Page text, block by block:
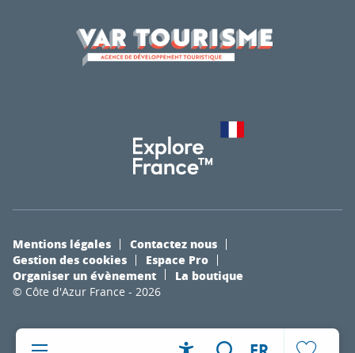
© Côte d'Azur France - 2026
Mentions légales
Contactez nous
Gestion des cookies
Espace Pro
Organiser un évènement
La boutique